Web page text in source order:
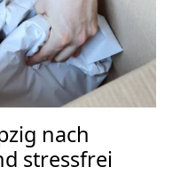
nach
stressfrei